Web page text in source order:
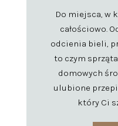
Do miejsca, w
całościowo.
odcienia bieli,
to czym
domowych
ulubione
który Ci